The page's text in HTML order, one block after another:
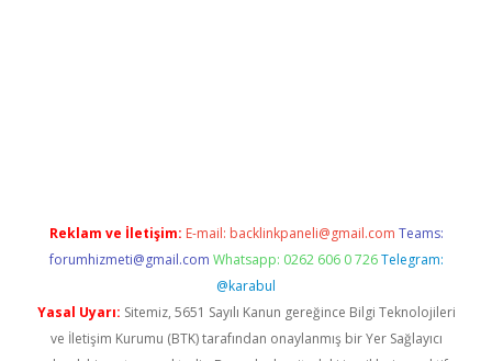
Reklam ve İletişim: E-mail: backlinkpaneli@gmail.com Teams:
forumhizmeti@gmail.com Whatsapp: 0262 606 0 726 Telegram:
@karabul
Yasal Uyarı: Sitemiz, 5651 Sayılı Kanun gereğince Bilgi Teknolojileri
ve İletişim Kurumu (BTK) tarafından onaylanmış bir Yer Sağlayıcı